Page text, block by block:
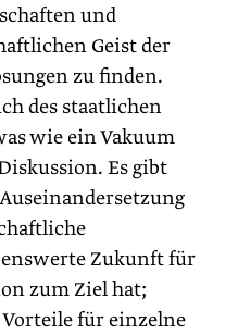
und
Geist der
zu finden.
des staatlichen
wie ein Vakuum
Es gibt
Zukunft für
zum Ziel hat;
für einzelne